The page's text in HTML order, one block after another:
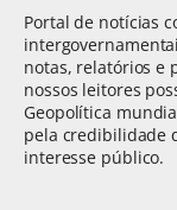
Portal de notícias
notas, relatórios e
nossos leitores
Geopolítica
pela credibilidade
interesse público.